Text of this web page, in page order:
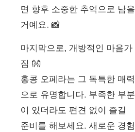
면 향후 소중한 추억으로 남을
거예요. 📸
마지막으로, 개방적인 마음가
짐 👐
홍콩 오페라는 그 독특한 매력
으로 유명합니다. 부족한 부분
이 있더라도 편견 없이 즐길
준비를 해보세요. 새로운 경험